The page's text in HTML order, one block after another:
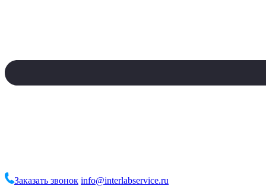
Заказать звонок info@interlabservice.ru